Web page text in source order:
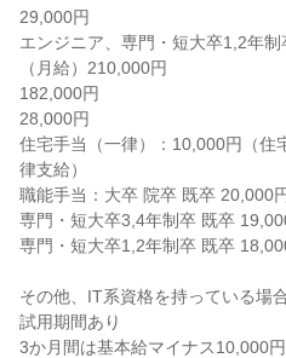
29,000円
エンジニア、専門・短大卒1,2年制
（月給）210,000円
182,000円
28,000円
住宅手当（一律）：10,000円（住
律支給）
職能手当：大卒 院卒 既卒 20,000
専門・短大卒3,4年制卒 既卒
専門・短大卒1,2年制卒 既卒
その他、IT系資格を持っている場
試用期間あり
3か月間は基本給マイナス10,000円